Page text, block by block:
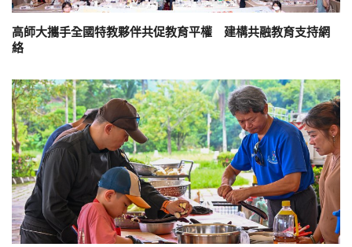
高師大攜手全國特教夥伴共促教育平權 建構共融教育支持網
絡